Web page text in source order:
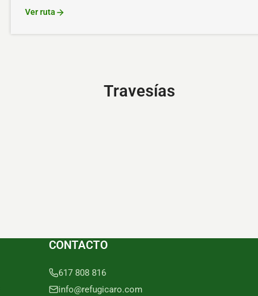
Ver ruta
Travesías
CONTACTO
617 808 816
info@refugicaro.com